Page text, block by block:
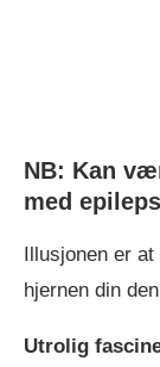
NB: Kan
med
Illusjonen er
hjernen din
Utrolig